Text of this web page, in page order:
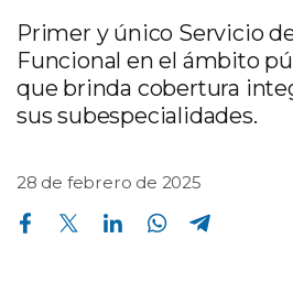
Primer y único Servicio
Funcional en el ámbito
que brinda cobertura
sus subespecialidades.
28 de febrero de 2025
Compartir en Facebook Compartir en Twitter Compartir en Linkedin Compartir en Whatsapp